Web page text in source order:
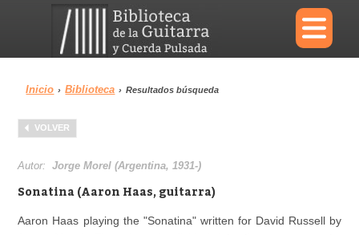
×
Menu
Biblioteca
Inicio › Biblioteca › Resultados búsqueda
VOLVER
Autor:Jorge Morel (Argentina, 1931-)
Sonatina (Aaron Haas, guitarra)
Aaron Haas playing the "Sonatina" written for David Russell by